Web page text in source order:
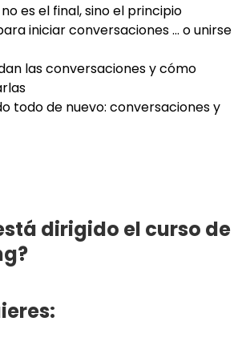
es el final, sino el principio
iniciar conversaciones … o unirse
las conversaciones y cómo
todo de nuevo: conversaciones y
dirigido el curso de